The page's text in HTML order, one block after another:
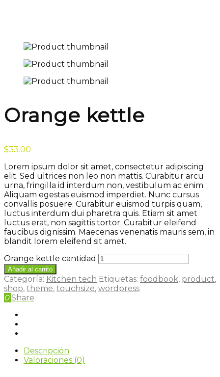
Orange kettle
$33.00
Lorem ipsum dolor sit amet, consectetur adipiscing
elit. Sed ultrices non leo non mattis. Curabitur arcu
urna, fringilla id interdum non, vestibulum ac enim.
Aliquam egestas euismod imperdiet. Nunc cursus
convallis posuere. Curabitur euismod turpis quam,
luctus interdum dui pharetra quis. Etiam sit amet
luctus erat, non sagittis tortor. Curabitur eleifend
faucibus dignissim. Maecenas venenatis mauris sem, in
blandit lorem eleifend sit amet.
Orange kettle cantidad
Añadir al carrito
Categoría: Kitchen tech Etiquetas: foodbook, product,
shop, theme, touchsize, wordpress
0 Share
Descripción
Valoraciones (0)